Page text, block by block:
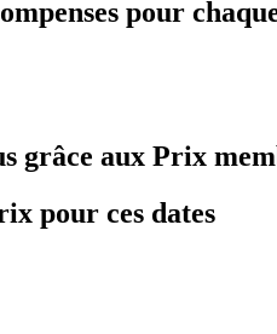
pour
grâce aux Prix
pour ces dates